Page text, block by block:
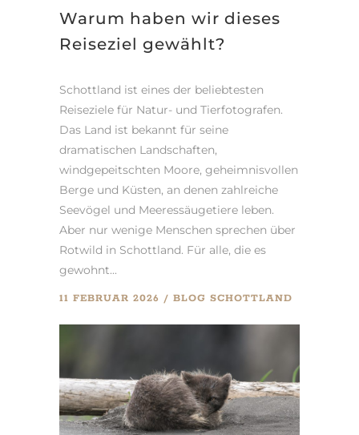
Warum haben wir dieses
Reiseziel gewählt?
Schottland ist eines der beliebtesten
Reiseziele für Natur- und Tierfotografen.
Das Land ist bekannt für seine
dramatischen Landschaften,
windgepeitschten Moore, geheimnisvollen
Berge und Küsten, an denen zahlreiche
Seevögel und Meeressäugetiere leben.
Aber nur wenige Menschen sprechen über
Rotwild in Schottland. Für alle, die es
gewohnt...
11 FEBRUAR 2026 BLOG SCHOTTLAND